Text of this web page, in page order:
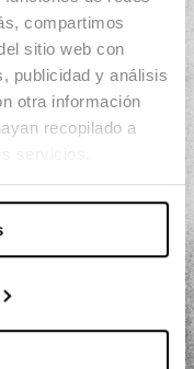
compartimos
sitio web con
publicidad y análisis
otra información
recopilado a